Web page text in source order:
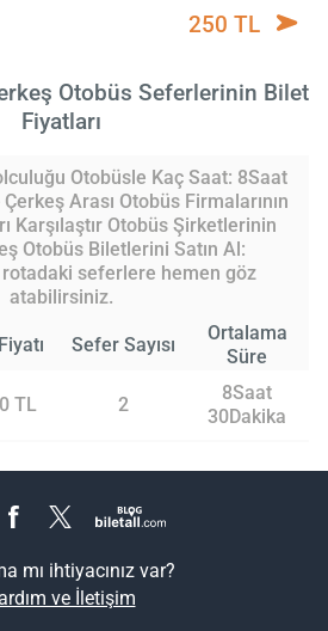
250 TL
Otobüs Seferlerinin Bilet
Fiyatları
Otobüsle Kaç Saat: 8Saat
Arası Otobüs Firmalarının
Karşılaştır Otobüs Şirketlerinin
Otobüs Biletlerini Satın Al:
rotadaki seferlere hemen göz
atabilirsiniz.
Sefer Sayısı
Ortalama
Süre
TL 2
8Saat
30Dakika
mı ihtiyacınız var?
ve İletişim